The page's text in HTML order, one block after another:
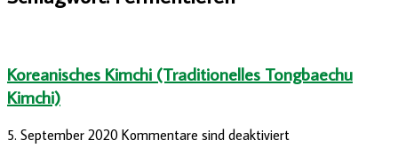
Koreanisches Kimchi (Traditionelles Tongbaechu
Kimchi)
5. September 2020 Kommentare sind deaktiviert